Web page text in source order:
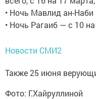
• Ночь Мавлид ан-Наби
• Ночь Рагаиб — с 10
Новости СМИ2
Также 25 июня
Фото: Г.Хайруллиной